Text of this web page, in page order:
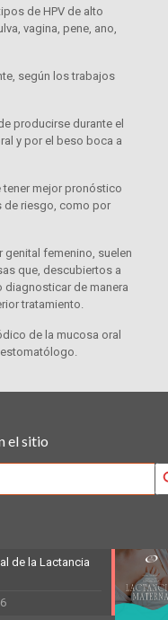
de HPV de alto
vagina, pene, ano,
según los trabajos
producirse durante el
y por el beso boca a
tener mejor pronóstico
de riesgo, como por
genital femenino, suelen
que, descubiertos a
de manera
tratamiento.
de la mucosa oral
el sitio
de la Lactancia